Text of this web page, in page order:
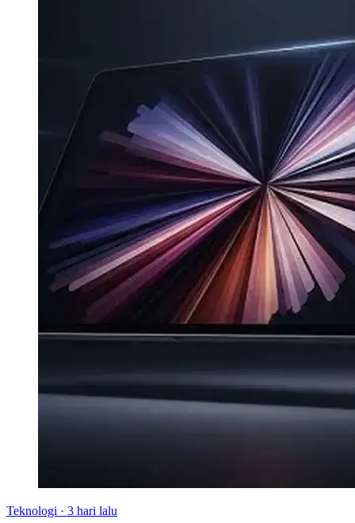
Teknologi · 3 hari lalu